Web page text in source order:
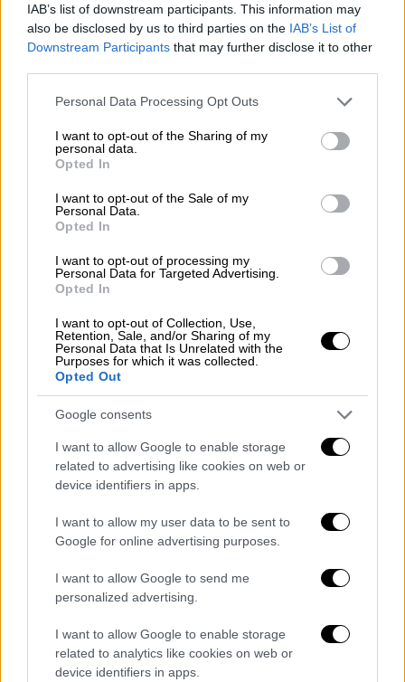
IAB’s list of downstream participants. This information may
also be disclosed by us to third parties on the IAB’s List of
Downstream Participants that may further disclose it to other
Please note that this website/app uses one or more Google
not limited to your visit or usage behaviour. You may click to
grant or deny consent to Google and its third-party tags to
use your data for below specified purposes in below Google
consent section.
Personal Data Processing Opt Outs
I want to opt-out of the Sharing of my
personal data.
Opted In
I want to opt-out of the Sale of my
Personal Data.
Opted In
I want to opt-out of processing my
Personal Data for Targeted Advertising.
Opted In
I want to opt-out of Collection, Use,
Retention, Sale, and/or Sharing of my
Personal Data that Is Unrelated with the
Purposes for which it was collected.
Opted Out
Google consents
I want to allow Google to enable storage
related to advertising like cookies on web or
device identifiers in apps.
I want to allow my user data to be sent to
Google for online advertising purposes.
I want to allow Google to send me
personalized advertising.
I want to allow Google to enable storage
related to analytics like cookies on web or
device identifiers in apps.
Αθλητισμός|06.07.2024 21:52
Ψυχάρα η Αγγλία! Έκανε το απόλυτο στα
πέναλτι και πέρασε στα ημιτελικά του
Euro 2024
H Aγγλία επικράτησε της Ελβετίας στα
πέναλτι και πήρε το εισιτήριο για τα
ημιτελικά για δεύτερο σερί Euro
Live Αγγλία - Ελβετία: Μονομαχία στο
Ντίσελντορφ για μια θέση στον
ημιτελικό του Euro 2024
Μονομαχία για μια θέση στα ημιτελικά του
Euro 2024